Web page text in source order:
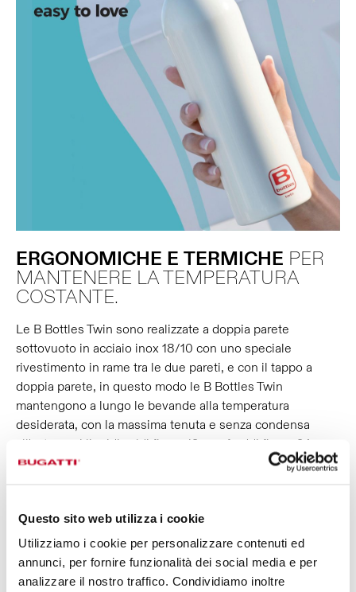
Questo sito web utilizza i cookie
Utilizziamo i cookie per personalizzare contenuti ed
annunci, per fornire funzionalità dei social media e per
analizzare il nostro traffico. Condividiamo inoltre
ERGONOMICHE E TERMICHE PER
MANTENERE LA TEMPERATURA
COSTANTE.
Le B Bottles Twin sono realizzate a doppia parete
sottovuoto in acciaio inox 18/10 con uno speciale
rivestimento in rame tra le due pareti, e con il tappo a
doppia parete, in questo modo le B Bottles Twin
mantengono a lungo le bevande alla temperatura
desiderata, con la massima tenuta e senza condensa
all'esterno: i liquidi caldi fino a 12 ore, freddi fino a 24 ore,
e preserveranno il ghiaccio fino a 36 ore. Inoltre, l’ampia
bevande gassate!